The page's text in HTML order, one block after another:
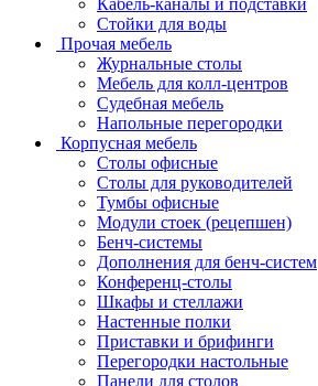
Кабель-каналы и подставки
Стойки для воды
Прочая мебель
Журнальные столы
Мебель для колл-центров
Судебная мебель
Напольные перегородки
Корпусная мебель
Столы офисные
Столы для руководителей
Тумбы офисные
Модули стоек (рецепшен)
Бенч-системы
Дополнения для бенч-систем
Конференц-столы
Шкафы и стеллажи
Настенные полки
Приставки и брифинги
Перегородки настольные
Панели для столов